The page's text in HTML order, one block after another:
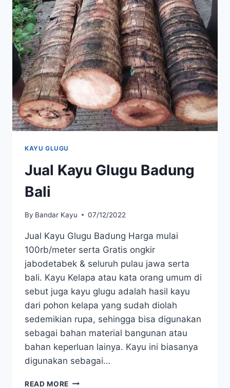
KAYU GLUGU
Jual Kayu Glugu Badung
Bali
By Bandar Kayu 07/12/2022
Jual Kayu Glugu Badung Harga mulai
100rb/meter serta Gratis ongkir
jabodetabek & seluruh pulau jawa serta
bali. Kayu Kelapa atau kata orang umum di
sebut juga kayu glugu adalah hasil kayu
dari pohon kelapa yang sudah diolah
sedemikian rupa, sehingga bisa digunakan
sebagai bahan material bangunan atau
bahan keperluan lainya. Kayu ini biasanya
digunakan sebagai…
READ MORE JUAL